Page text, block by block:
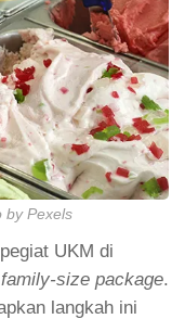
by Pexels
UKM di
family-size package.
langkah ini